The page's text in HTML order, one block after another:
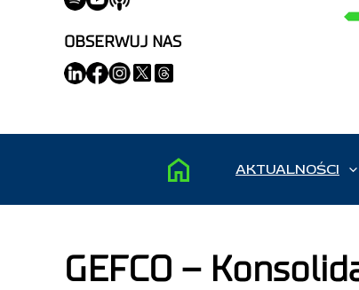
OBSERWUJ NAS
AKTUALNOŚCI
GEFCO –